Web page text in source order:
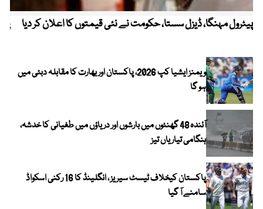
پیٹرول مہنگا، ڈیزل سستا، حکومت نے نئی قیمتوں کا اعلان کر دیا
ویمنز ایشیا کپ 2026، پاکستان اور بھارت کا مقابلہ دبئی میں
ہو گا
آئندہ 48 گھنٹوں میں بارشوں اور دریاؤں میں طغیانی کا خدشہ،
ہنگامی تیاریاں تیز
پاکستان کیخلاف ٹیسٹ سیریز ، انگلینڈ کا 16 رکنی اسکواڈ
سامنے آ گیا